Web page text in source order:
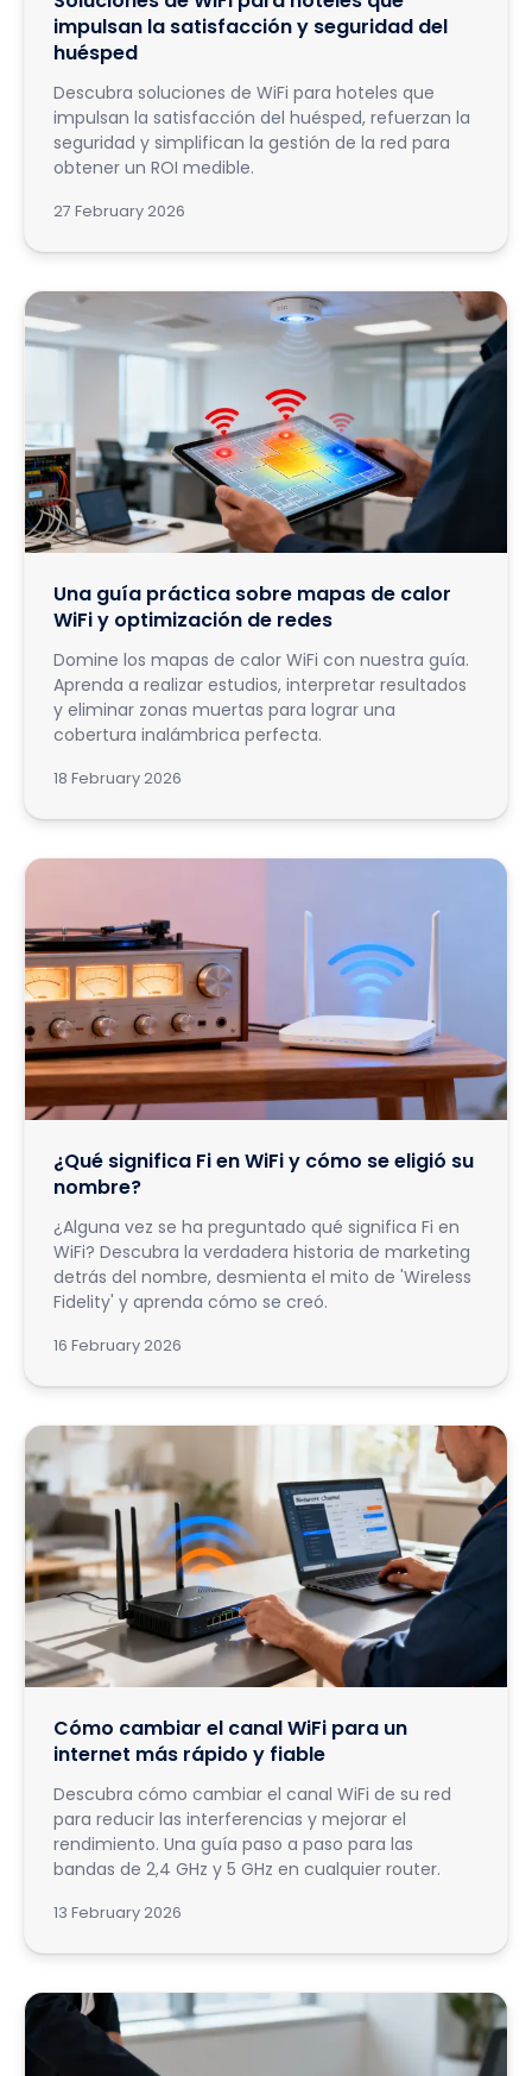
impulsan la satisfacción y seguridad del
huésped
Descubra soluciones de WiFi para hoteles que
impulsan la satisfacción del huésped, refuerzan la
seguridad y simplifican la gestión de la red para
obtener un ROI medible.
27 February 2026
Una guía práctica sobre mapas de calor
WiFi y optimización de redes
Domine los mapas de calor WiFi con nuestra guía.
Aprenda a realizar estudios, interpretar resultados
y eliminar zonas muertas para lograr una
cobertura inalámbrica perfecta.
18 February 2026
¿Qué significa Fi en WiFi y cómo se eligió su
nombre?
¿Alguna vez se ha preguntado qué significa Fi en
WiFi? Descubra la verdadera historia de marketing
detrás del nombre, desmienta el mito de 'Wireless
Fidelity' y aprenda cómo se creó.
16 February 2026
Cómo cambiar el canal WiFi para un
internet más rápido y fiable
Descubra cómo cambiar el canal WiFi de su red
para reducir las interferencias y mejorar el
rendimiento. Una guía paso a paso para las
bandas de 2,4 GHz y 5 GHz en cualquier router.
13 February 2026